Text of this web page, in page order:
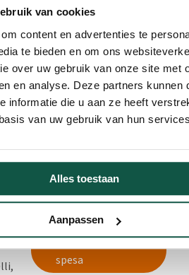
van cookies
content en advertenties te
te bieden en om ons
over uw gebruik van onze site met
en analyse. Deze partners kunnen
informatie die u aan ze heeft
van uw gebruik van hun
Alles toestaan
Aanpassen
€
3.569,15
Aggiungi al
carrello della
spesa